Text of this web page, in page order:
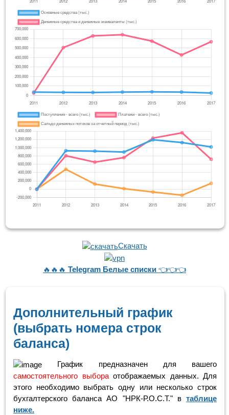
Скачать
🔥🔥🔥 Telegram Белые списки 👈👈👈
Дополнительный график
(выбрать номера строк
баланса)
График предназначен для вашего
самостоятельного выбораотображаемых данных. Для
этого необходимо выбрать одну или несколько строк
бухгалтерского баланса АО "НРК-Р.О.С.Т." в таблице
ниже.